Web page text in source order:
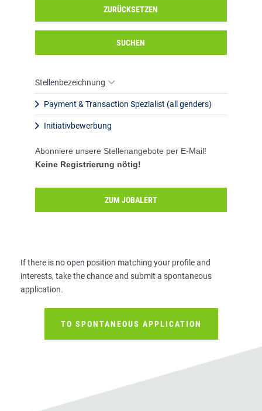
ZURÜCKSETZEN
SUCHEN
Stellenbezeichnung
Payment & Transaction Spezialist (all genders)
Initiativbewerbung
Abonniere unsere Stellenangebote per E-Mail!
Keine Registrierung nötig!
ZUM JOBALERT
If there is no open position matching your profile and
interests, take the chance and submit a spontaneous
application.
TO SPONTANEOUS APPLICATION